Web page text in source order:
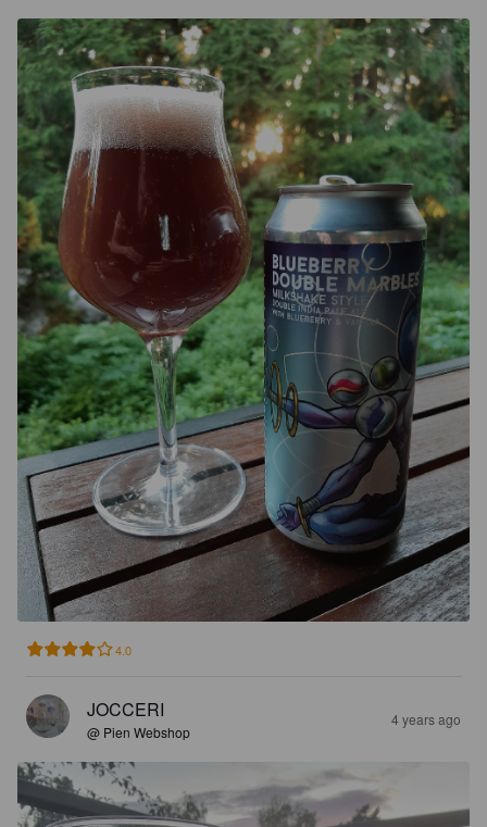
4.0
JOCCERI
@ Pien Webshop
4 years ago